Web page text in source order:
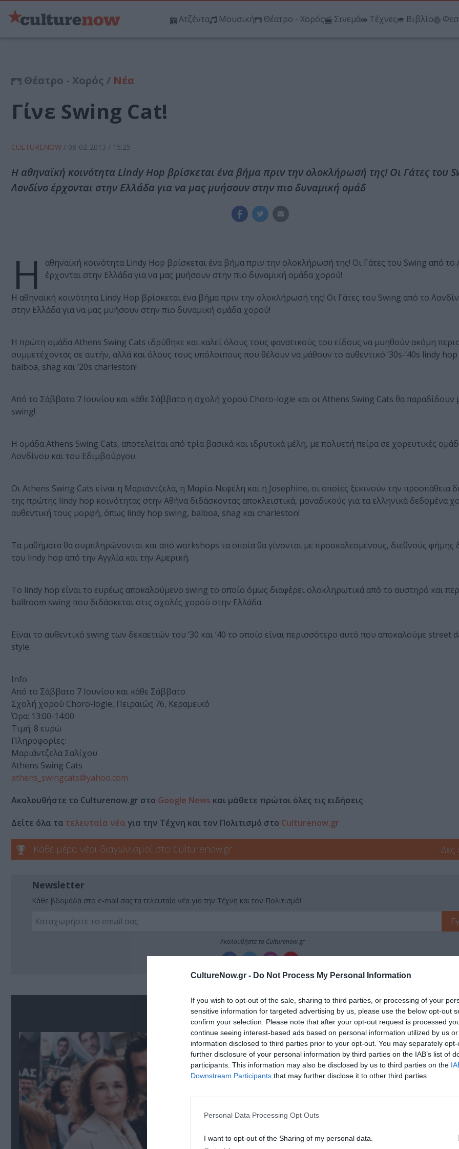
CultureNow.gr - Do Not Process My Personal Information
If you wish to opt-out of the sale, sharing to third parties, or processing of your
sensitive information for targeted advertising by us, please use the below opt-out
confirm your selection. Please note that after your opt-out request is processed
continue seeing interest-based ads based on personal information utilized by us
information disclosed to third parties prior to your opt-out. You may separately
further disclosure of your personal information by third parties on the IAB’s list of
participants. This information may also be disclosed by us to third parties on the
Downstream Participants that may further disclose it to other third parties.
Personal Data Processing Opt Outs
I want to opt-out of the Sharing of my personal data.
Ατζέντα Μουσική Θέατρο - Χορός Σινεμά Τέχνες Βιβλίο
Θέατρο - Χορός / Νέα
Γίνε Swing Cat!
CULTURENOW / 08-02-2013 / 15:25
Η αθηναϊκή κοινότητα Lindy Hop βρίσκεται ένα βήμα πριν την ολοκλήρωσή της! Οι Γάτες του
Λονδίνο έρχονται στην Ελλάδα για να μας μυήσουν στην πιο δυναμική ομάδ
Η
αθηναϊκή κοινότητα Lindy Hop βρίσκεται ένα βήμα πριν την ολοκλήρωσή της! Οι Γάτες του Swing από το
έρχονται στην Ελλάδα για να μας μυήσουν στην πιο δυναμική ομάδα χορού!
Η αθηναϊκή κοινότητα Lindy Hop βρίσκεται ένα βήμα πριν την ολοκλήρωσή της! Οι Γάτες του Swing από το
στην Ελλάδα για να μας μυήσουν στην πιο δυναμική ομάδα χορού!
Η πρώτη ομάδα Athens Swing Cats ιδρύθηκε και καλεί όλους τους φανατικούς του είδους να μυηθούν ακόμη
συμμετέχοντας σε αυτήν, αλλά και όλους τους υπόλοιπους που θέλουν να μάθουν το αυθεντικό ’30s-’40s lindy
balboa, shag και ’20s charleston!
Από το Σάββατο 7 Ιουνίου και κάθε Σάββατο η σχολή χορού Choro-logie και οι Athens Swing Cats θα παραδίδουν
swing!
Η ομάδα Athens Swing Cats, αποτελείται από τρία βασικά και ιδρυτικά μέλη, με πολυετή πείρα σε χορευτικές
Λονδίνου και του Εδιμβούργου.
Οι Athens Swing Cats είναι η Μαριάντζελα, η Μαρία-Νεφέλη και η Josephine, οι οποίες ξεκινούν την προσπάθεια
της πρώτης lindy hop κοινότητας στην Αθήνα διδάσκοντας αποκλειστικά, μοναδικούς για τα ελληνικά δεδομένα
αυθεντική τους μορφή, όπως lindy hop swing, balboa, shag και charleston!
Τα μαθήματα θα συμπληρώνονται και από workshops τα οποία θα γίνονται με προσκαλεσμένους, διεθνούς φήμης
του lindy hop από την Αγγλία και την Αμερική.
Το lindy hop είναι το ευρέως αποκαλούμενο swing το οποίο όμως διαφέρει ολοκληρωτικά από το αυστηρό και
ballroom swing που διδάσκεται στις σχολές χορού στην Ελλάδα.
Είναι το αυθεντικό swing των δεκαετιών του ’30 και ’40 το οποίο είναι περισσότερο αυτό που αποκαλούμε street
style.
Info
Από το Σάββατο 7 Ιουνίου και κάθε Σάββατο
Σχολή χορού Choro-logie, Πειραιώς 76, Κεραμεικό
Ώρα: 13:00-14:00
Τιμή: 8 ευρώ
Πληροφορίες:
Μαριάντζελα Σαλίχου
Athens Swing Cats
athens_swingcats@yahoo.com
Ακολουθήστε το Culturenow.gr στο Google News και μάθετε πρώτοι όλες τις ειδήσεις
Δείτε όλα τα τελευταία νέα για την Τέχνη και τον Πολιτισμό στο Culturenow.gr
Κάθε μέρα νέοι διαγωνισμοί στο Culturenow.gr Δες
Newsletter
Κάθε βδομάδα στο e-mail σας τα τελευταία νέα για την Τέχνη και τον Πολιτισμό!
Ακολουθήστε το Culturenow.gr
Δημοφιλή Άρθρα